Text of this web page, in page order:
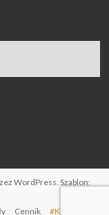
WordPress . Szablon:
Cennik #Klienci